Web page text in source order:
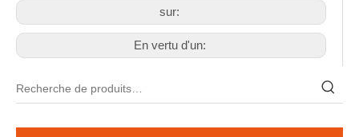
sur:
En vertu d'un: